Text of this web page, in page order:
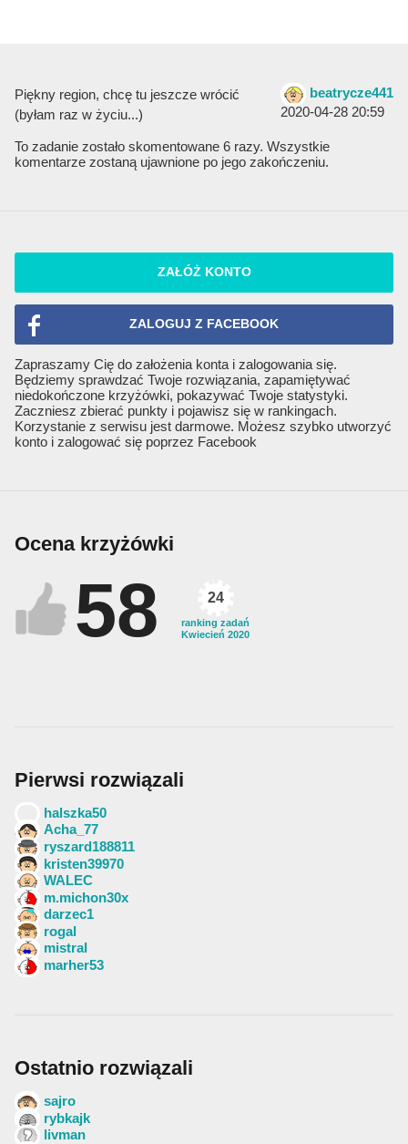
beatrycze441
2020-04-28 20:59
Piękny region, chcę tu jeszcze wrócić
(byłam raz w życiu...)
To zadanie zostało skomentowane 6 razy. Wszystkie
komentarze zostaną ujawnione po jego zakończeniu.
ZAŁÓŻ KONTO
ZALOGUJ Z FACEBOOK
Zapraszamy Cię do założenia konta i zalogowania się.
Będziemy sprawdzać Twoje rozwiązania, zapamiętywać
niedokończone krzyżówki, pokazywać Twoje statystyki.
Zaczniesz zbierać punkty i pojawisz się w rankingach.
Korzystanie z serwisu jest darmowe. Możesz szybko utworzyć
konto i zalogować się poprzez Facebook
Ocena krzyżówki
58 24
ranking zadań
Kwiecień 2020
Pierwsi rozwiązali
halszka50
Acha_77
ryszard188811
kristen39970
WALEC
m.michon30x
darzec1
rogal
mistral
marher53
Ostatnio rozwiązali
sajro
rybkajk
livman